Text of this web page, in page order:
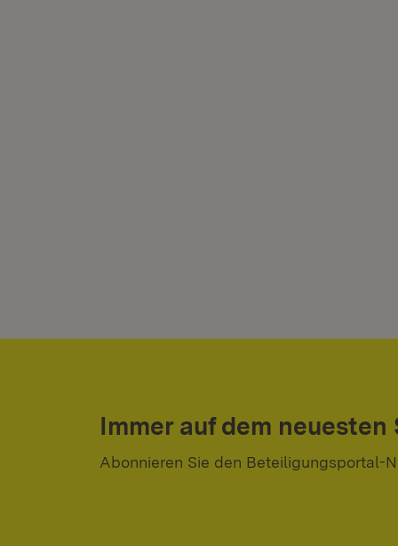
Immer auf dem neuesten
Abonnieren Sie den Beteiligungsportal-